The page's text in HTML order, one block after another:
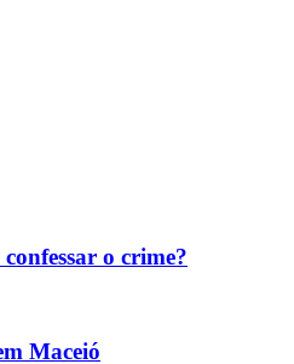
o crime?
Maceió